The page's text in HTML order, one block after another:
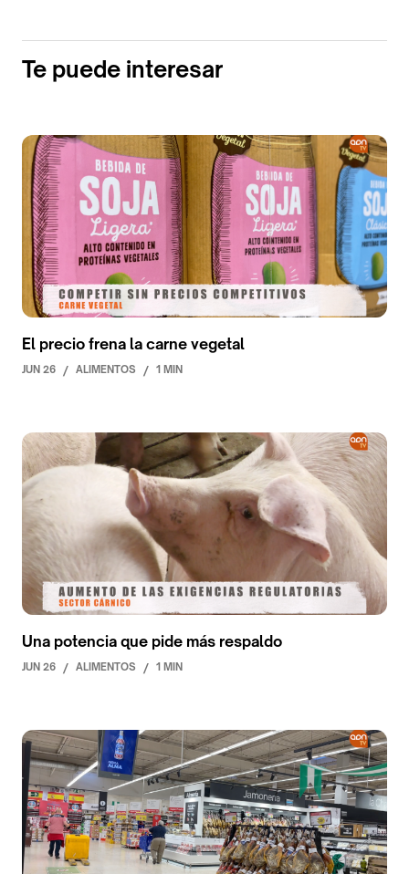
Te puede interesar
El precio frena la carne vegetal
JUN 26 / ALIMENTOS / 1 MIN
Una potencia que pide más respaldo
JUN 26 / ALIMENTOS / 1 MIN